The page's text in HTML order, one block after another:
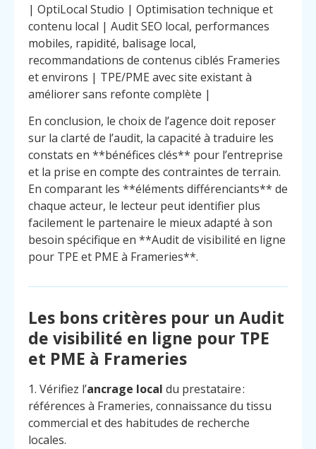
| OptiLocal Studio | Optimisation technique et
contenu local | Audit SEO local, performances
mobiles, rapidité, balisage local,
recommandations de contenus ciblés Frameries
et environs | TPE/PME avec site existant à
améliorer sans refonte complète |
En conclusion, le choix de l’agence doit reposer
sur la clarté de l’audit, la capacité à traduire les
constats en **bénéfices clés** pour l’entreprise
et la prise en compte des contraintes de terrain.
En comparant les **éléments différenciants** de
chaque acteur, le lecteur peut identifier plus
facilement le partenaire le mieux adapté à son
besoin spécifique en **Audit de visibilité en ligne
pour TPE et PME à Frameries**.
Les bons critères pour un Audit
de visibilité en ligne pour TPE
et PME à Frameries
1. Vérifiez l’ancrage local du prestataire :
références à Frameries, connaissance du tissu
commercial et des habitudes de recherche
locales.